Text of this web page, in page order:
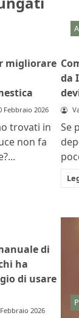
migliorare
Febbraio 2026
trovati in
non fa
da
Se
di
ha
di usare
2026